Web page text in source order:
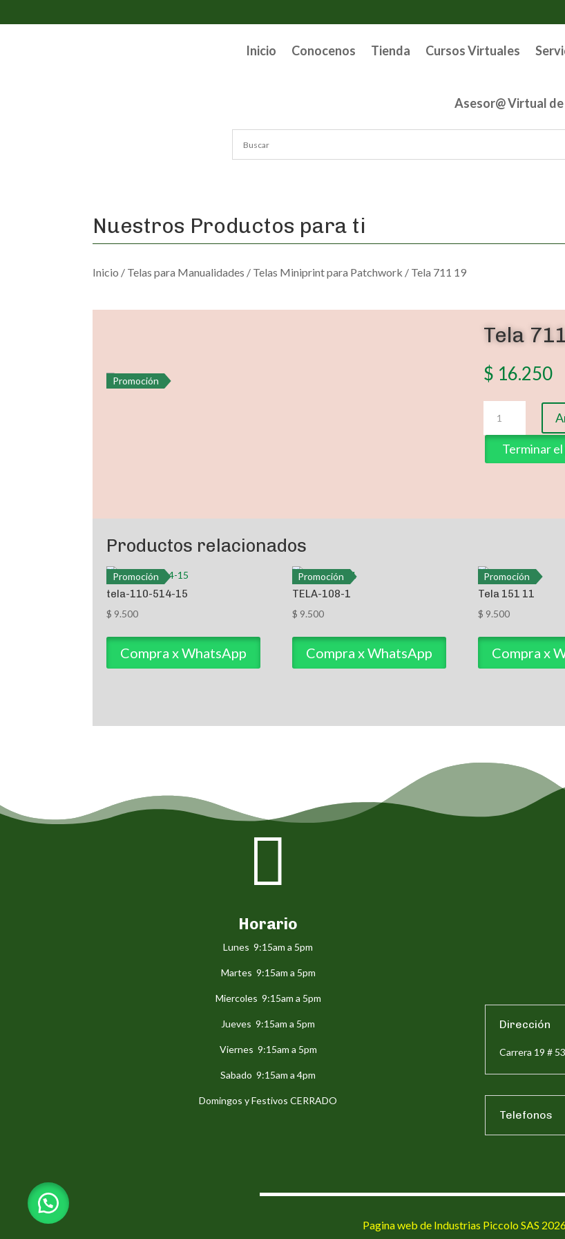
Inicio Conocenos Tienda Cursos Virtuales
Asesor@ Virtual
Nuestros Productos para ti
Inicio / Telas para Manualidades / Telas Miniprint para Patchwork / Tela 711 19
Promoción
Tela
$ 16.250
711
19
cantidadTerminar
Productos relacionados
Promoción
tela-110-514-15
$ 9.500
Compra x WhatsApp
Promoción
TELA-108-1
$ 9.500
Compra x WhatsApp
Promoción
Tela 151 11
$ 9.500
Compra x

Horario
Lunes 9:15am a 5pm
Martes 9:15am a 5pm
Miercoles 9:15am a 5pm
Jueves 9:15am a 5pm
Viernes 9:15am a 5pm
Sabado 9:15am a 4pm
Domingos y Festivos CERRADO
Dirección
Carrera 19 #
Telefonos
Pagina web de Industrias Piccolo SAS